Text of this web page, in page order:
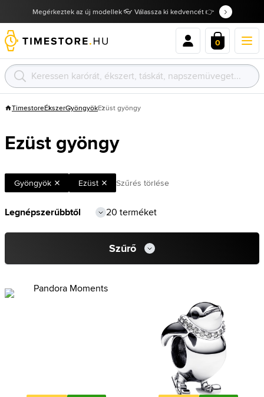
Megérkeztek az új modellek 👓 Válassza ki kedvencét 👉
0
TimestoreÉkszerGyöngyökEzüst gyöngy
Ezüst gyöngy
Gyöngyök Ezüst Szűrés törlése
20 terméket
Szűrő